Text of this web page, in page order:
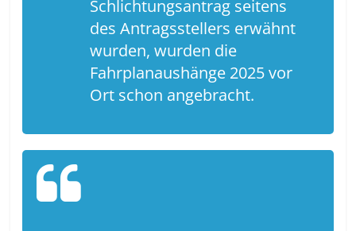
Schlichtungsantrag seitens
des Antragsstellers erwähnt
wurden, wurden die
Fahrplanaushänge 2025 vor
Ort schon angebracht.